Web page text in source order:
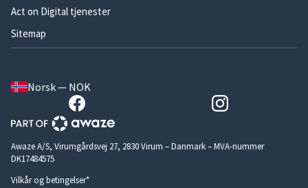
Act on Digital tjenester
Sitemap
Norsk — NOK
Awaze A/S, Virumgårdsvej 27, 2830 Virum – Danmark – MVA-nummer
DK17484575
Vilkår og betingelser*